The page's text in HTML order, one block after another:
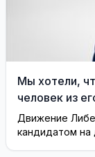
Мы хотели,
человек из
Висагинское
Движение
кандидатом